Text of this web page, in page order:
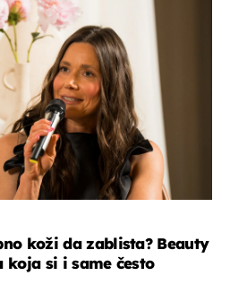
koži da zablista? Beauty
si i same često